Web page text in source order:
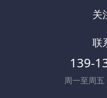
关
联
139-
周一至周